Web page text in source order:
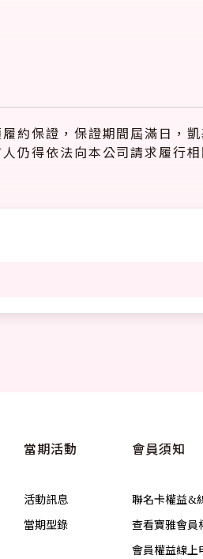
約保證，保證期間屆滿日，
仍得依法向本公司請求履行相
當期活動
活動訊息
當期型錄
會員須知
聯名卡權益&
查看寶雅會員
會員權益線上